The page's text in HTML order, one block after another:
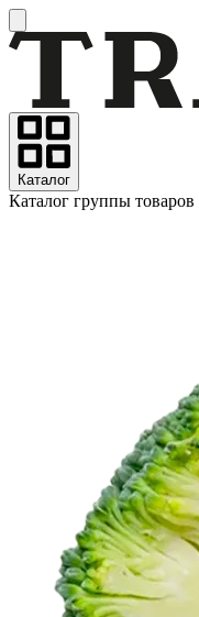
Каталог
Каталог группы товаров